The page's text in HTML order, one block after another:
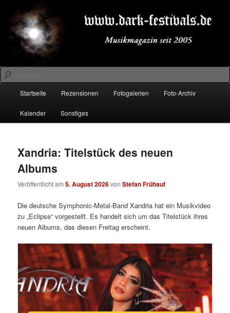
primären
Inhalt
springen
sekundären
Inhalt
springenDARK-FESTIVALS.DE
Suchen
Startseite Rezensionen Fotogalerien Foto-Archiv
Kalender Sonstiges
Xandria: Titelstück des neuen
Albums
Veröffentlicht am5. August 2026vonStefan Frühauf
Die deutsche Symphonic-Metal-Band Xandria hat ein Musikvideo
zu „Eclipse“ vorgestellt. Es handelt sich um das Titelstück ihres
neuen Albums, das diesen Freitag erscheint.